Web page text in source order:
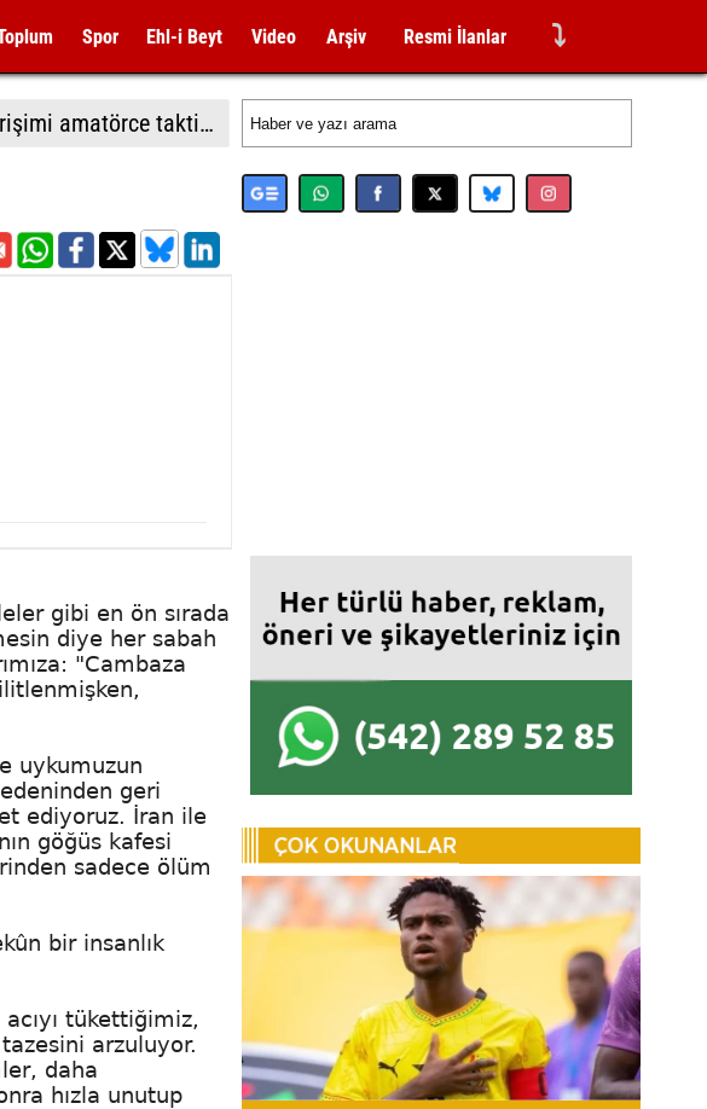
Spor Ehl-i Beyt Video Arşiv Resmi İlanlar ⤵
Almanya İçişleri Bakan Dobrindt: "Leipzig Havalimanı'ndaki İHA saldırısı girişimi amatörce taktiklere işaret etmiyor"
gibi en ön sırada
diye her sabah
"Cambaza
uykumuzun
geri
ediyoruz. İran ile
göğüs kafesi
sadece ölüm
bir insanlık
tükettiğimiz,
tazesini arzuluyor.
daha
hızla unutup